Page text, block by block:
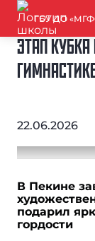
ГБУ ДО
ЭТАП
22.06.2026
В Пекине
подарил
гордости